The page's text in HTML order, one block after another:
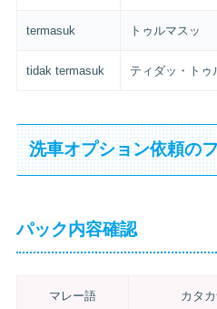
termasuk トゥルマスッ
tidak termasuk ティダッ・トゥ
洗車オプション依頼の
パック内容確認
マレー語 カタ